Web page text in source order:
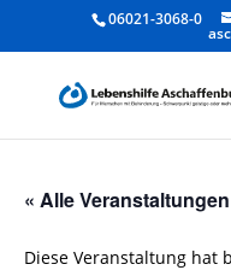
06021-3068-0
« Alle Veranstaltungen
Diese Veranstaltung hat